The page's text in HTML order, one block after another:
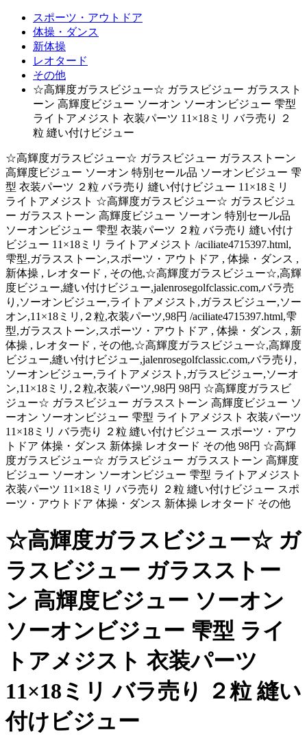
スポーツ・アウトドア
体操・ダンス
新体操
レオタード
その他
☆高輝度ガラスビジュー☆ ガラスビジュー ガラススト
ーン 高輝度ビジュー ソーオン ソーオンビジュー 雫型
ライトアメジスト 衣装パーツ 11×18ミリ バラ売り ２
粒 縫い付けビジュー
☆高輝度ガラスビジュー☆ ガラスビジュー ガラスストーン
高輝度ビジュー ソーオン 特別セール品 ソーオンビジュー 雫
型 衣装パーツ ２粒 バラ売り 縫い付けビジュー 11×18ミリ
ライトアメジスト ☆高輝度ガラスビジュー☆ ガラスビジュ
ー ガラスストーン 高輝度ビジュー ソーオン 特別セール品
ソーオンビジュー 雫型 衣装パーツ ２粒 バラ売り 縫い付け
ビジュー 11×18ミリ ライトアメジスト /aciliate4715397.html,
雫型,ガラスストーン,スポーツ・アウトドア , 体操・ダンス ,
新体操 , レオタード , その他,☆高輝度ガラスビジュー☆,高輝
度ビジュー,縫い付けビジュー,jalenrosegolfclassic.com,バラ売
り,ソーオンビジュー,ライトアメジスト,ガラスビジュー,ソー
オン,11×18ミリ,２粒,衣装パーツ,98円 /aciliate4715397.html,雫
型,ガラスストーン,スポーツ・アウトドア , 体操・ダンス , 新
体操 , レオタード , その他,☆高輝度ガラスビジュー☆,高輝度
ビジュー,縫い付けビジュー,jalenrosegolfclassic.com,バラ売り,
ソーオンビジュー,ライトアメジスト,ガラスビジュー,ソーオ
ン,11×18ミリ,２粒,衣装パーツ,98円 98円 ☆高輝度ガラスビ
ジュー☆ ガラスビジュー ガラスストーン 高輝度ビジュー ソ
ーオン ソーオンビジュー 雫型 ライトアメジスト 衣装パーツ
11×18ミリ バラ売り ２粒 縫い付けビジュー スポーツ・アウ
トドア 体操・ダンス 新体操 レオタード その他 98円 ☆高輝
度ガラスビジュー☆ ガラスビジュー ガラスストーン 高輝度
ビジュー ソーオン ソーオンビジュー 雫型 ライトアメジスト
衣装パーツ 11×18ミリ バラ売り ２粒 縫い付けビジュー スポ
ーツ・アウトドア 体操・ダンス 新体操 レオタード その他
☆高輝度ガラスビジュー☆ ガ
ラスビジュー ガラスストー
ン 高輝度ビジュー ソーオン
ソーオンビジュー 雫型 ライ
トアメジスト 衣装パーツ
11×18ミリ バラ売り ２粒 縫い
付けビジュー